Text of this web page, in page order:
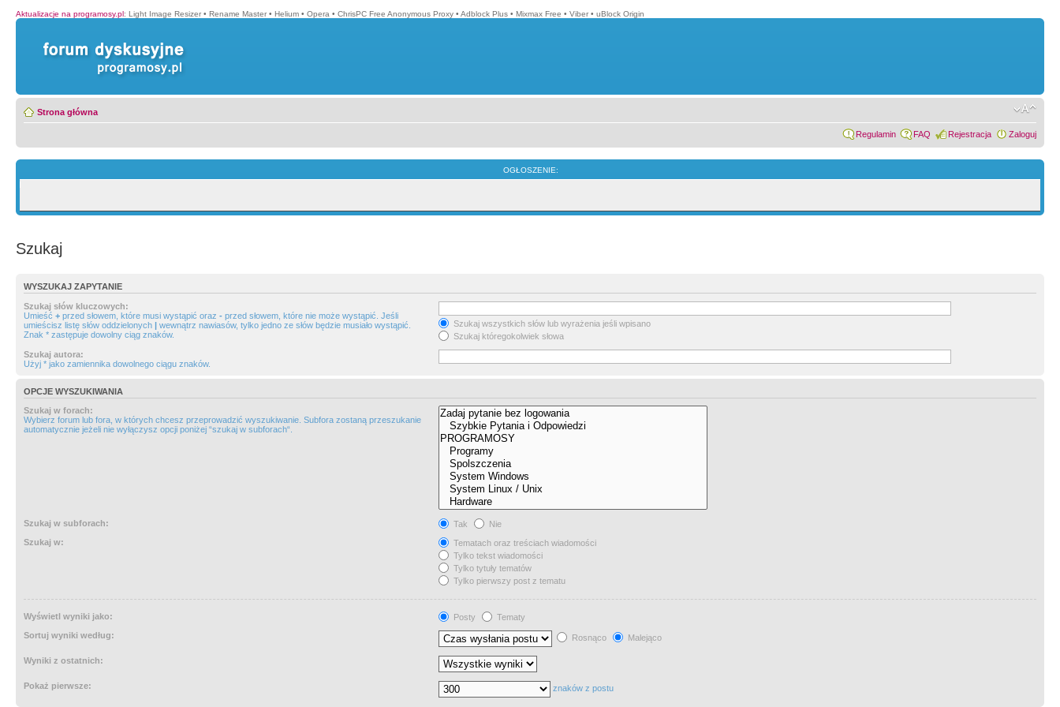
Aktualizacje na programosy.pl: Light Image Resizer • Rename Master • Helium • Opera • ChrisPC Free Anonymous Proxy • Adblock Plus • Mixmax Free • Viber • uBlock Origin
Strona główna
Regulamin FAQ Rejestracja Zaloguj
OGŁOSZENIE:
Szukaj
WYSZUKAJ ZAPYTANIE
Szukaj słów kluczowych:
Umieść + przed słowem, które musi wystąpić oraz - przed słowem, które nie może wystąpić. Jeśli
umieścisz listę słów oddzielonych | wewnątrz nawiasów, tylko jedno ze słów będzie musiało wystąpić.
Znak * zastępuje dowolny ciąg znaków.
Szukaj wszystkich słów lub wyrażenia jeśli wpisano
Szukaj któregokolwiek słowa
Szukaj autora:
Użyj * jako zamiennika dowolnego ciągu znaków.
OPCJE WYSZUKIWANIA
Szukaj w forach:
Wybierz forum lub fora, w których chcesz przeprowadzić wyszukiwanie. Subfora zostaną przeszukanie
automatycznie jeżeli nie wyłączysz opcji poniżej “szukaj w subforach“.
Szukaj w subforach: Tak
Nie
Szukaj w:
Tematach oraz treściach wiadomości
Tylko tekst wiadomości
Tylko tytuły tematów
Tylko pierwszy post z tematu
Wyświetl wyniki jako: Posty
Tematy
Sortuj wyniki według:
Rosnąco Malejąco
Wyniki z ostatnich:
Pokaż pierwsze: znaków z postu